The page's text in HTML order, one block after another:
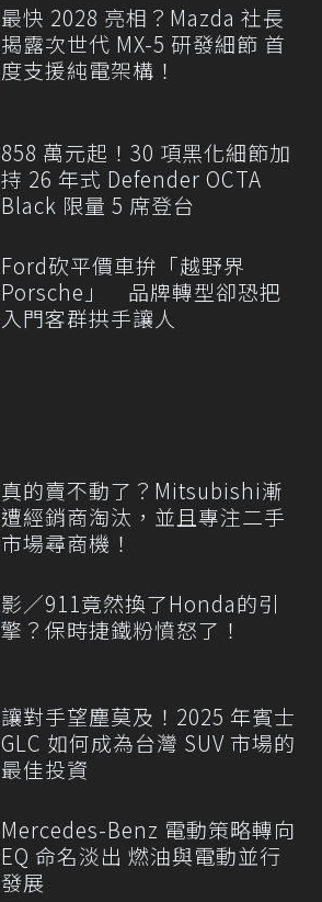
最快 2028 亮相？Mazda 社長
揭露次世代 MX-5 研發細節 首
度支援純電架構！
858 萬元起！30 項黑化細節加
持 26 年式 Defender OCTA
Black 限量 5 席登台
Ford砍平價車拚「越野界
Porsche」 品牌轉型卻恐把
入門客群拱手讓人
真的賣不動了？Mitsubishi漸
遭經銷商淘汰，並且專注二手
市場尋商機！
影／911竟然換了Honda的引
擎？保時捷鐵粉憤怒了！
讓對手望塵莫及！2025 年賓士
GLC 如何成為台灣 SUV 市場的
最佳投資
Mercedes-Benz 電動策略轉向
EQ 命名淡出 燃油與電動並行
發展